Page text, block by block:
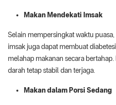
Makan Mendekati Imsak
Selain mempersingkat waktu
imsak juga dapat membuat
melahap makanan secara
darah tetap stabil dan terjaga.
Makan dalam Porsi Sedang